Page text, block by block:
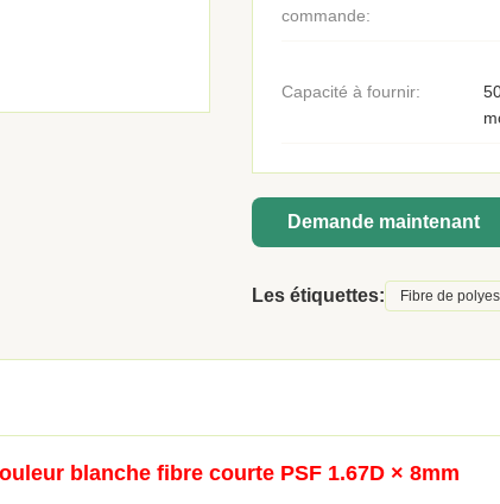
commande:
Capacité à fournir:
Demande maintenant
Les étiquettes: Fibre de
blanche fibre courte PSF 1.67D × 8mm